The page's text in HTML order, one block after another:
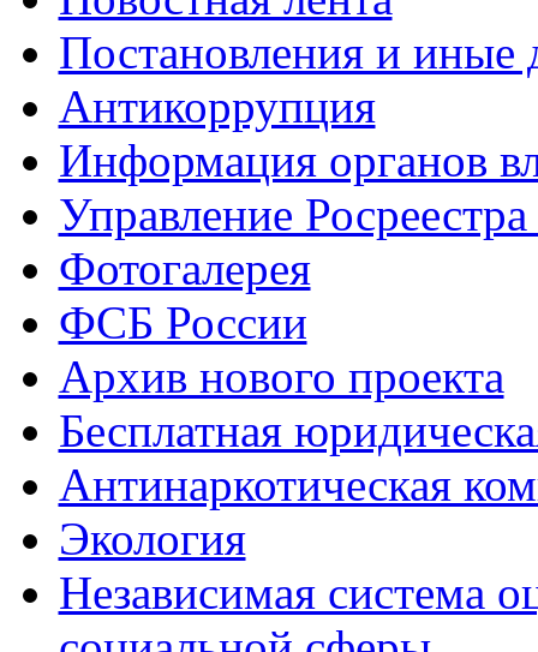
Постановления и иные
Антикоррупция
Информация органов
Управление
Фотогалерея
ФСБ России
Архив нового проекта
Бесплатная
Антинаркотическая
Экология
Независимая система